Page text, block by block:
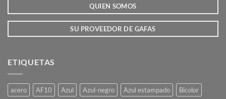
de
producto
de
QUIEN SOMOS
SU PROVEEDOR DE GAFAS
ETIQUETAS
acero AF10 Azul Azul-negro Azul estampado
Bicolor